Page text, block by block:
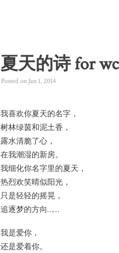
夏天的诗 for wc
Posted on Jan 1, 2014
我喜欢你夏天的名字，
树林绿茵和泥土香，
露水清脆了心，
在我潮湿的新房。
我细化你名字里的夏天，
热烈欢笑晴似阳光，
只是轻轻的摇晃，
追逐梦的方向……
我是爱你，
还是爱着你。